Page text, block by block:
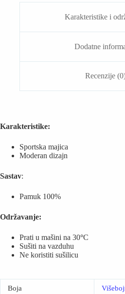
Karakteristike i
Dodatne
Recenzije
Karakteristike:
Sportska majica
Moderan dizajn
Sastav:
Pamuk 100%
Održavanje:
Prati u mašini na 30°C
Sušiti na vazduhu
Ne koristiti sušilicu
Boja